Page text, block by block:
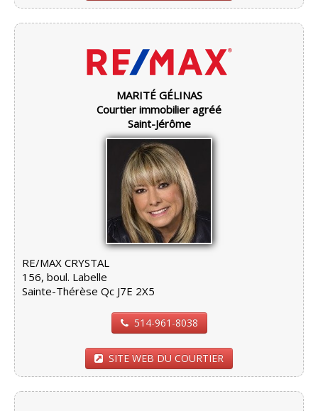
MARITÉ GÉLINAS
Courtier immobilier agréé
Saint-Jérôme
RE/MAX CRYSTAL
156, boul. Labelle
Sainte-Thérèse Qc J7E 2X5
514-961-8038
SITE WEB DU COURTIER